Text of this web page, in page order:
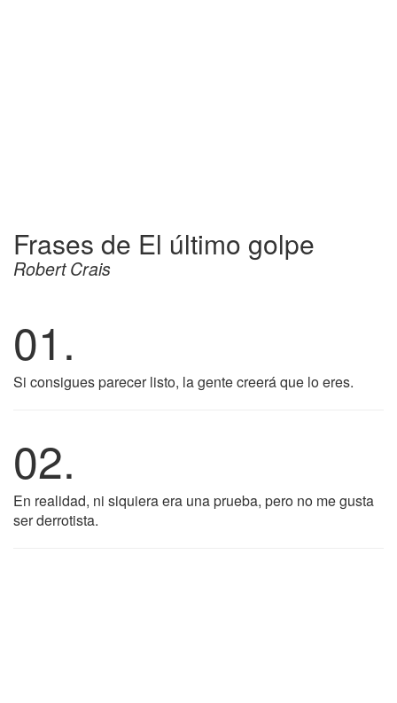
Frases de El último golpe
Robert Crais
01.
Si consigues parecer listo, la gente creerá que lo eres.
02.
En realidad, ni siquiera era una prueba, pero no me gusta
ser derrotista.